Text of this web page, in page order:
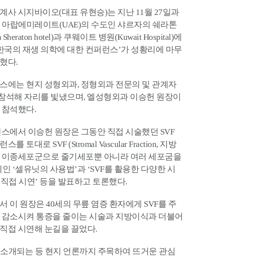
사 시지바이오(대표 유현승)는 지난 11월 27일과
랍에미레이트(UAE)의 수도인 샤르자의 쉐라톤
Sheraton hotel)과 쿠웨이트 병원(Kuwait Hospital)에
국의 재생 의학에 대한 컨퍼런스’가 성황리에 마무
다.
에는 현지 성형외과, 정형외과 전문의 및 관계자
석해 자리를 빛냈으며, 엘성형외과 이승헌 원장이
석했다.
에서 이승헌 원장은 그동안 직접 시술했던 SVF
스를 토대로 SVF (Stromal Vascular Fraction, 지방
종세포군으로 줄기세포뿐 아니라 여러 세포굼을
‘셀유닛의 사용법’과 ‘SVF를 활용한 다양한 시
직접 시연’ 등을 발표하고 토론했다.
이 원장은 40세의 무릎 염증 환자에게 SVF를 주
소시켜 통증을 줄이는 시술과 지방이식과 더불어
접 시연해 눈길을 끌었다.
개되는 등 현지 언론까지 주목하여 뜨거운 관심